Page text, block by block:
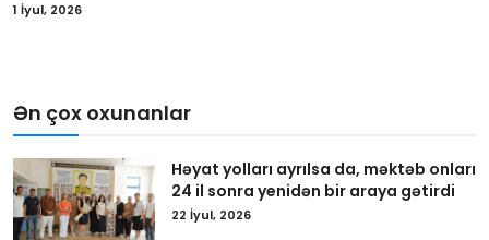
1 İyul, 2026
Ən çox oxunanlar
Həyat yolları ayrılsa da, məktəb onları
24 il sonra yenidən bir araya gətirdi
22 İyul, 2026